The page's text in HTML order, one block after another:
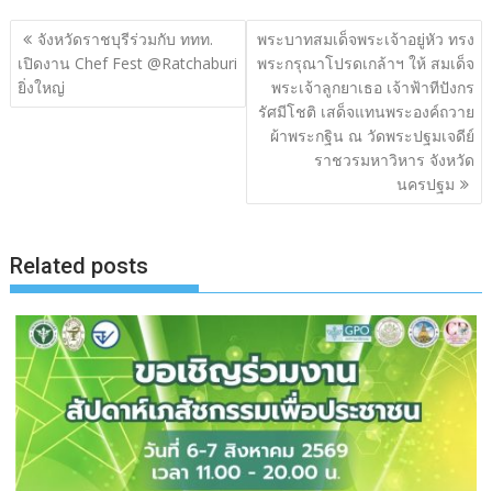
แนะแนว
เรื่อง
จังหวัดราชบุรีร่วมกับ ททท.
เปิดงาน Chef Fest @Ratchaburi
ยิ่งใหญ่
พระบาทสมเด็จพระเจ้าอยู่หัว ทรง
พระกรุณาโปรดเกล้าฯ ให้ สมเด็จ
พระเจ้าลูกยาเธอ เจ้าฟ้าทีปังกร
รัศมีโชติ เสด็จแทนพระองค์ถวาย
ผ้าพระกฐิน ณ วัดพระปฐมเจดีย์
ราชวรมหาวิหาร จังหวัด
นครปฐม
Related posts